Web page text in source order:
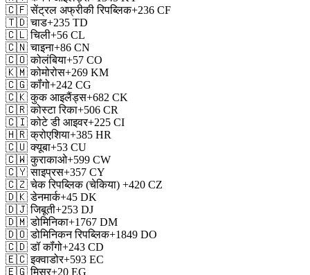
🇨🇫 सेंट्रल अफ्रीकी रिपब्लिक+236 CF
🇹🇩 चाड+235 TD
🇨🇱 चिली+56 CL
🇨🇳 चाइना+86 CN
🇨🇴 कोलंबिया+57 CO
🇰🇲 कोमोरोस+269 KM
🇨🇬 कॉंगो+242 CG
🇨🇰 कुक आइलैंड्स+682 CK
🇨🇷 कोस्टा रिका+506 CR
🇨🇮 कोटे डी आइवर+225 CI
🇭🇷 क्रोएशिया+385 HR
🇨🇺 क्यूबा+53 CU
🇨🇼 कुराकाओ+599 CW
🇨🇾 साइप्रस+357 CY
🇨🇿 चेक रिपब्लिक (चेकिया) +420 CZ
🇩🇰 डेनमार्क+45 DK
🇩🇯 जिबूती+253 DJ
🇩🇲 डोमिनिका+1767 DM
🇩🇴 डोमिनिकन रिपब्लिक+1849 DO
🇨🇩 डॉ कॉंगो+243 CD
🇪🇨 इक्वाडोर+593 EC
🇪🇬 मिस्र+20 EG